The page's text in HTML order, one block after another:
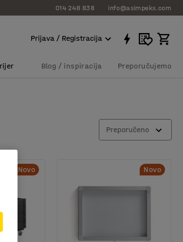
014 248 838 info@asimpeks.com
Prijava / Registracija
Blog / inspiracija Preporučujemo
Preporučeno
Novo Novo